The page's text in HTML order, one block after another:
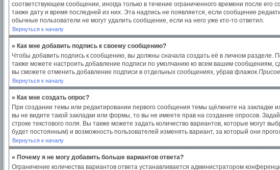
соответствующем сообщении, иногда только в течение ограниченного времени после
также дату и время последней из них. Эта надпись не появляется, если сообщение
обычные пользователи не могут удалить сообщение, если на него уже кто-то ответил.
Вернуться к началу
» Как мне добавить подпись к своему сообщению?
Чтобы добавить подпись к сообщению, вы должны сначала создать её в личном разделе.
также можете настроить добавление подписи по умолчанию ко всем вашим сообщениям,
вы сможете отменить добавление подписи в отдельных сообщениях, убрав флажок
Вернуться к началу
» Как мне создать опрос?
При создании темы или редактировании первого сообщения темы щёлкните на закладке
вы не видите такой закладки или формы, то вы не имеете прав на создание опросов.
строке текстового поля. Вы также можете задать количество вариантов, которые могут
будет постоянным) и возможность пользователей изменять вариант, за который они
Вернуться к началу
» Почему я не могу добавить больше вариантов ответа?
Ограничение количества вариантов ответа устанавливается администратором